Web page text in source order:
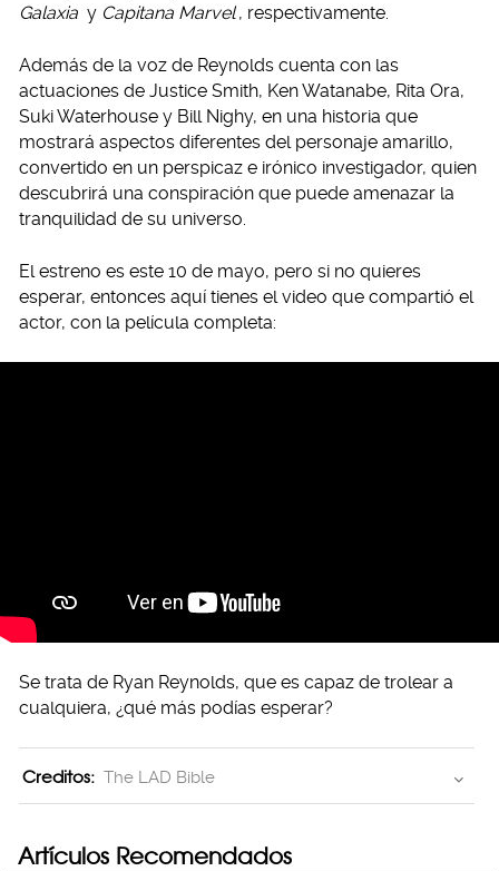
Galaxia y Capitana Marvel , respectivamente.
Además de la voz de Reynolds cuenta con las
actuaciones de Justice Smith, Ken Watanabe, Rita Ora,
Suki Waterhouse y Bill Nighy, en una historia que
mostrará aspectos diferentes del personaje amarillo,
convertido en un perspicaz e irónico investigador, quien
descubrirá una conspiración que puede amenazar la
tranquilidad de su universo.
El estreno es este 10 de mayo, pero si no quieres
esperar, entonces aquí tienes el video que compartió el
actor, con la película completa:
Se trata de Ryan Reynolds, que es capaz de trolear a
cualquiera, ¿qué más podías esperar?
Creditos: The LAD Bible
Artículos Recomendados